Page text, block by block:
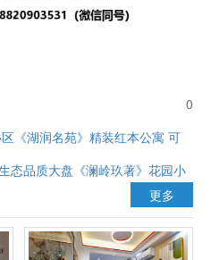
0
《湖润名苑》精装红本公寓 可
元
态品质大盘《澜岭玖著》花园小
更多